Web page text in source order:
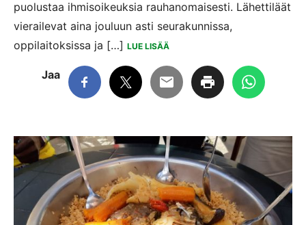
puolustaa ihmisoikeuksia rauhanomaisesti. Lähettiläät
vierailevat aina jouluun asti seurakunnissa,
oppilaitoksissa ja […] LUE LISÄÄ
Jaa